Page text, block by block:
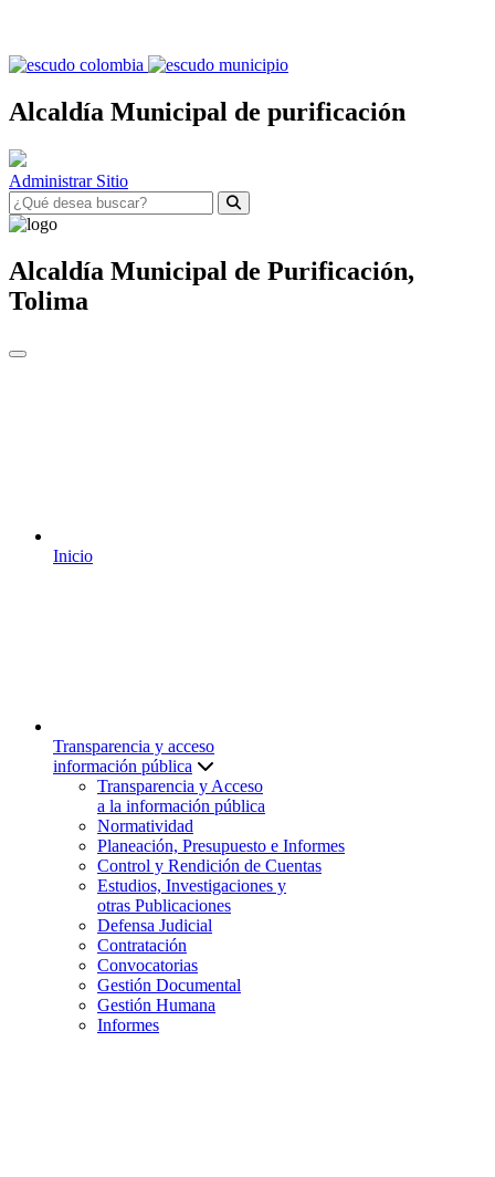
Alcaldía Municipal de purificación
Administrar Sitio
Alcaldía Municipal de Purificación,
Tolima
Inicio
Transparencia y acceso
información pública
Transparencia y Acceso
a la información pública
Normatividad
Planeación, Presupuesto e Informes
Control y Rendición de Cuentas
Estudios, Investigaciones y
otras Publicaciones
Defensa Judicial
Contratación
Convocatorias
Gestión Documental
Gestión Humana
Informes